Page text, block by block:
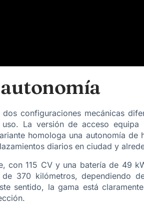
configuraciones mecánicas
La versión de acceso
homologa una autonomía de
diarios en ciudad y
con 115 CV y una batería de 49
370 kilómetros, dependiendo
sentido, la gama está